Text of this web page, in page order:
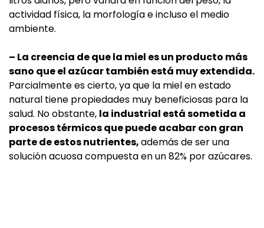
actividad física, la morfología e incluso el medio
ambiente.
– La creencia de que la miel es un producto más
sano que el azúcar también está muy extendida.
Parcialmente es cierto, ya que la miel en estado
natural tiene propiedades muy beneficiosas para la
salud. No obstante, la industrial está sometida a
procesos térmicos que puede acabar con gran
parte de estos nutrientes,además de ser una
solución acuosa compuesta en un 82% por azúcares.